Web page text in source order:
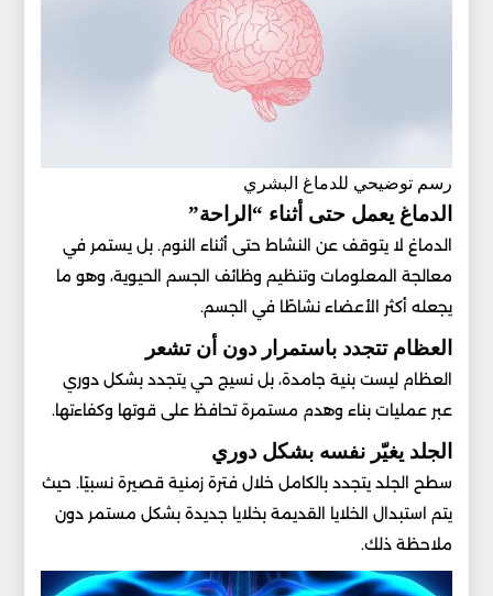
رسم توضيحي للدماغ البشري
الدماغ يعمل حتى أثناء “الراحة”
الدماغ لا يتوقف عن النشاط حتى أثناء النوم. بل يستمر في
معالجة المعلومات وتنظيم وظائف الجسم الحيوية، وهو ما
يجعله أكثر الأعضاء نشاطًا في الجسم.
العظام تتجدد باستمرار دون أن تشعر
العظام ليست بنية جامدة، بل نسيج حي يتجدد بشكل دوري
عبر عمليات بناء وهدم مستمرة تحافظ على قوتها وكفاءتها.
الجلد يغيّر نفسه بشكل دوري
سطح الجلد يتجدد بالكامل خلال فترة زمنية قصيرة نسبيًا. حيث
يتم استبدال الخلايا القديمة بخلايا جديدة بشكل مستمر دون
ملاحظة ذلك.